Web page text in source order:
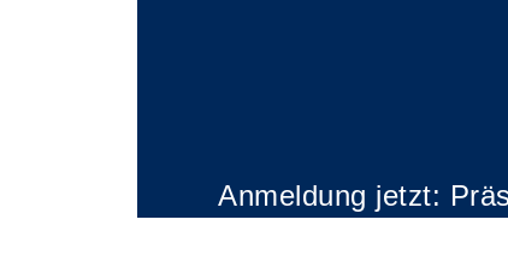
Anmeldung jetzt: